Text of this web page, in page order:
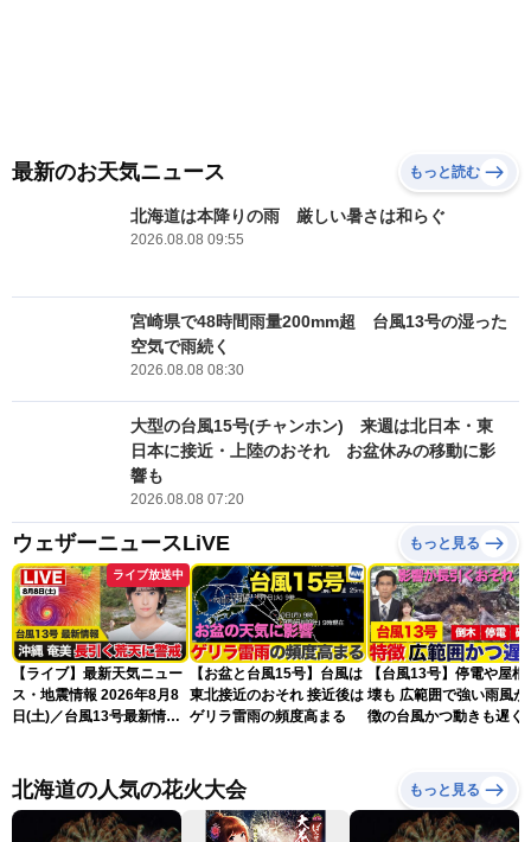
最新のお天気ニュース もっと読む
北海道は本降りの雨 厳しい暑さは和らぐ
2026.08.08 09:55
宮崎県で48時間雨量200mm超 台風13号の湿った
空気で雨続く
2026.08.08 08:30
大型の台風15号(チャンホン) 来週は北日本・東
日本に接近・上陸のおそれ お盆休みの移動に影
響も
2026.08.08 07:20
ウェザーニュースLiVE もっと見る
ライブ放送中
【ライブ】最新天気ニュー
ス・地震情報 2026年8月8
日(土)／台風13号最新情
フタヌーン・山岸愛梨／芳
野達郎〉
【お盆と台風15号】台風は
東北接近のおそれ 接近後は
ゲリラ雷雨の頻度高まる
【台風13号】停電や屋根
壊も 広範囲で強い雨風が
徴の台風かつ動きも遅く
北海道の人気の花火大会 もっと見る